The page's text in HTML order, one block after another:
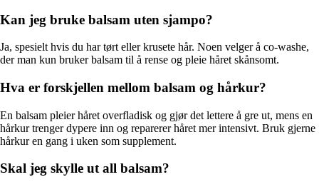
Kan jeg bruke balsam uten sjampo?
Ja, spesielt hvis du har tørt eller krusete hår. Noen velger å co-washe,
der man kun bruker balsam til å rense og pleie håret skånsomt.
Hva er forskjellen mellom balsam og hårkur?
En balsam pleier håret overfladisk og gjør det lettere å gre ut, mens en
hårkur trenger dypere inn og reparerer håret mer intensivt. Bruk gjerne
hårkur en gang i uken som supplement.
Skal jeg skylle ut all balsam?